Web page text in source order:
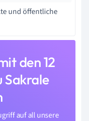
und öffentliche
den 12
Sakrale
auf all unsere